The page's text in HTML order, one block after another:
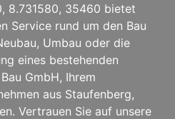
8.731580, 35460 bietet
Service rund um den Bau
Umbau oder die
eines bestehenden
GmbH, Ihrem
aus Staufenberg,
Vertrauen Sie auf unsere